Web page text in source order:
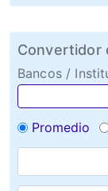
Convertidor
Bancos /
Promedio